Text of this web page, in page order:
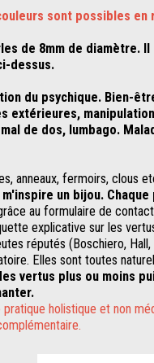
sont possibles
de 8mm de diamètre.
dessus.
du psychique. Bien-
extérieures,
de dos, lumbago.
anneaux, fermoirs, clous
un bijou.
au formulaire de
explicative sur les
réputés (Boschiero,
Elles sont toutes
vertus plus ou
pratique holistique et non